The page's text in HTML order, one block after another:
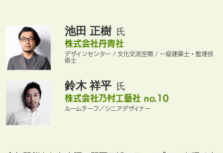
池田 正樹 氏
株式会社丹青社
デザインセンター / 文化交流空間 / 一級建築士・監理技
術士
鈴木 祥平 氏
株式​会​社乃​村​工藝社 no.​10
ルームチーフ／シニアデザイナー